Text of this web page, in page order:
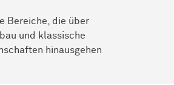
Bereiche, die über
und klassische
hinausgehen